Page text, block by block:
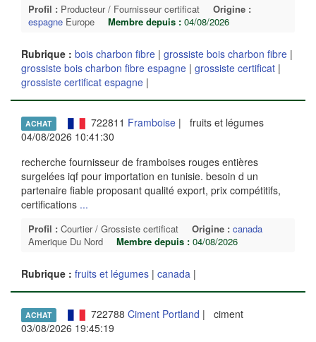
Profil : Producteur / Fournisseur certificat
Origine :
espagne Europe Membre depuis : 04/08/2026
Rubrique : bois charbon fibre | grossiste bois charbon fibre |
grossiste bois charbon fibre espagne | grossiste certificat |
grossiste certificat espagne |
ACHAT 722811 Framboise| fruits et légumes
04/08/2026 10:41:30
recherche fournisseur de framboises rouges entières
surgelées iqf pour importation en tunisie. besoin d un
partenaire fiable proposant qualité export, prix compétitifs,
certifications ...
Profil : Courtier / Grossiste certificat Origine : canada
Amerique Du Nord
Membre depuis : 04/08/2026
Rubrique : fruits et légumes | canada |
ACHAT 722788 Ciment Portland | ciment
03/08/2026 19:45:19